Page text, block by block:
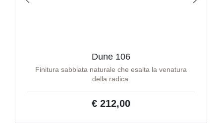
Dune 106
Finitura sabbiata naturale che esalta la venatura
della radica.
€ 212,00